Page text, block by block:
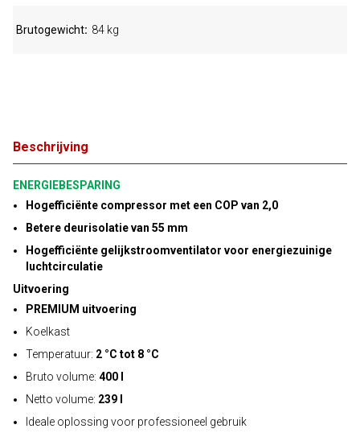
Beschrijving
ENERGIEBESPARING
Hogefficiënte compressor met een COP van 2,0
Betere deurisolatie van 55 mm
Hogefficiënte gelijkstroomventilator voor energiezuinige
luchtcirculatie
Uitvoering
PREMIUM uitvoering
Koelkast
Temperatuur: 2 °C tot 8 °C
Bruto volume: 400 l
Netto volume: 239 l
Ideale oplossing voor professioneel gebruik
Brutogewicht 84 kg